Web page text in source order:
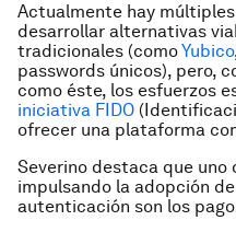
Actualmente hay
desarrollar alternativas
tradicionales (comoYubico
passwords únicos), pero,
como éste, los esfuerzos
iniciativa FIDO
ofrecer una plataforma
Severino destaca que uno
impulsando la adopción
autenticación son los